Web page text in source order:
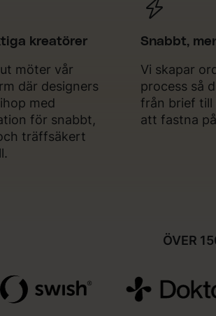
kreatörer
möter vår
där designers
med
för snabbt,
träffsäkert
Snabbt,
Vi skapar
process så
från brief till
att fastna
ÖVER